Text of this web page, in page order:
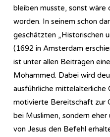
bleiben musste, sonst
worden. In seinem schon
geschätzten „Historischen
(1692 in Amsterdam
ist unter allen Beiträgen
Mohammed. Dabei wird
ausführliche mittelalterliche
motivierte Bereitschaft zur
bei Muslimen, sondern eher
von Jesus den Befehl